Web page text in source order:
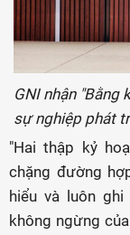
GNI nhận "Bằng
sự nghiệp phát
"Hai thập kỷ
chặng đường
hiểu và luôn
không ngừng